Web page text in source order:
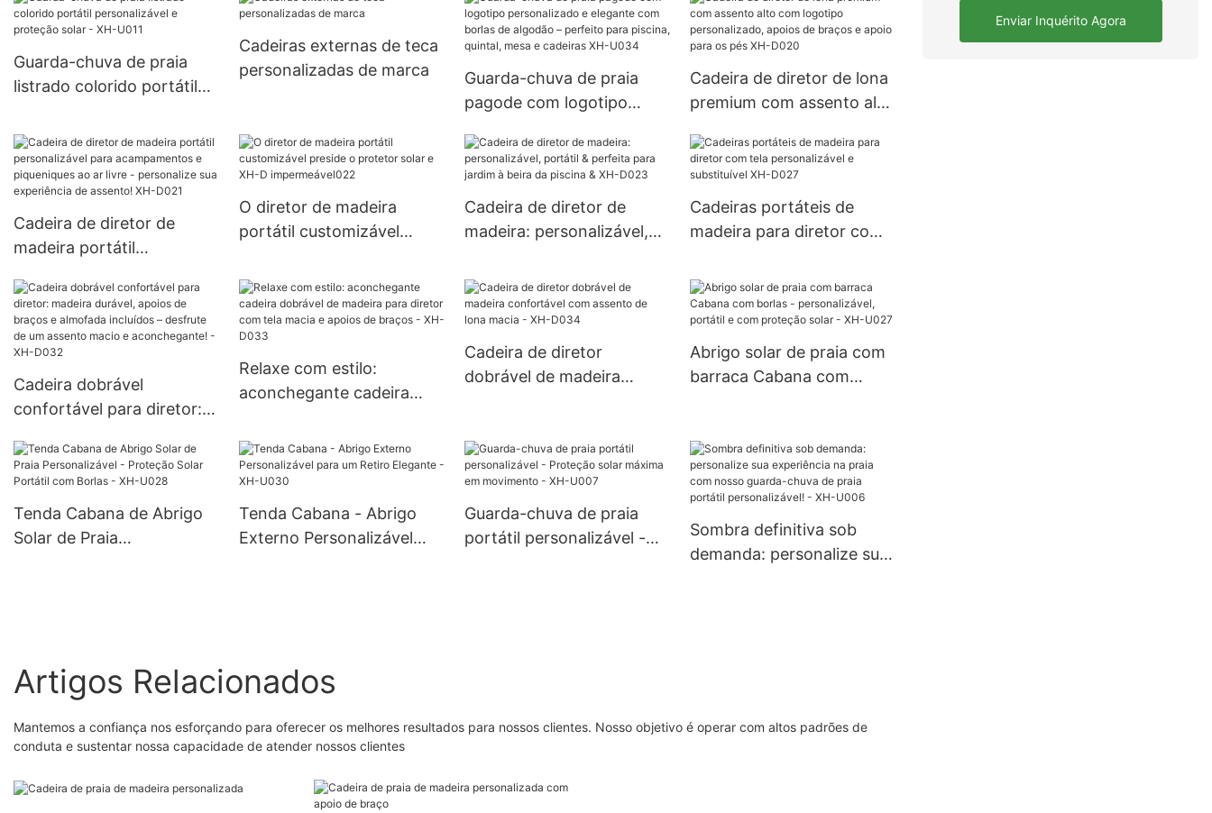
profissional de grande
qualidade de fábrica usada
na praia, deck de
piquenique, piscina ao ar
Guarda-chuva de praia
listrado colorido portátil
solar - XH-U011
Cadeiras externas de teca
personalizadas de marca
Guarda-chuva de praia
pagode com logotipo
com borlas de algodão –
perfeito para piscina,
quintal, mesa e cadeiras
XH-U034
Cadeira de diretor de lona
premium com assento alto
personalizado, apoios de
braços e apoio para os pés
XH-D020
Cadeira de diretor de
madeira portátil
acampamentos e
piqueniques ao ar livre -
personalize sua
XH-D021
O diretor de madeira
portátil customizável
XH-D impermeável022
Cadeira de diretor de
madeira: personalizável,
jardim à beira da piscina &
XH-D023
Cadeiras portáteis de
madeira para diretor com
substituível XH-D027
Cadeira dobrável
confortável para diretor:
braços e almofada
incluídos – desfrute de um
assento macio e
aconchegante! - XH-D032
Relaxe com estilo:
aconchegante cadeira
diretor com tela macia e
apoios de braços - XH-
D033
Cadeira de diretor
dobrável de madeira
Abrigo solar de praia com
barraca Cabana com
solar - XH-U027
Tenda Cabana de Abrigo
Solar de Praia
Tenda Cabana - Abrigo
Externo Personalizável
Guarda-chuva de praia
portátil personalizável -
Sombra definitiva sob
demanda: personalize sua
Artigos Relacionados
Mantemos a confiança nos esforçando para oferecer os melhores resultados para nossos clientes. Nosso objetivo é operar com altos padrões de
conduta e sustentar nossa capacidade de atender nossos clientes
Enviar Inquérito Agora